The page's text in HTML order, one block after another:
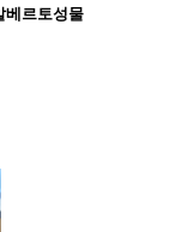
르토성물